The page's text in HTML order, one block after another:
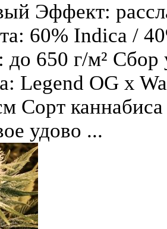
Эффект:
60% Indica /
650 г/м² Сбор
Legend OG x
Сорт
удово ...